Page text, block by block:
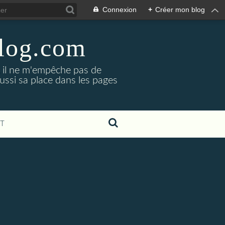
Connexion + Créer mon blog
ne m'empêche pas de
sa place dans les pages